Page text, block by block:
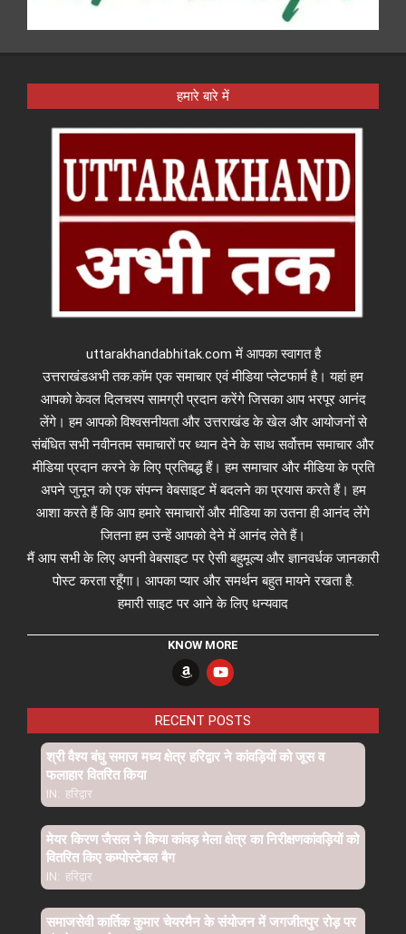
हमारे बारे में
uttarakhandabhitak.com में आपका स्वागत है
उत्तराखंडअभी तक.कॉम एक समाचार एवं मीडिया प्लेटफार्म है। यहां हम
आपको केवल दिलचस्प सामग्री प्रदान करेंगे जिसका आप भरपूर आनंद
लेंगे। हम आपको विश्वसनीयता और उत्तराखंड के खेल और आयोजनों से
संबंधित सभी नवीनतम समाचारों पर ध्यान देने के साथ सर्वोत्तम समाचार और
मीडिया प्रदान करने के लिए प्रतिबद्ध हैं। हम समाचार और मीडिया के प्रति
अपने जुनून को एक संपन्न वेबसाइट में बदलने का प्रयास करते हैं। हम
आशा करते हैं कि आप हमारे समाचारों और मीडिया का उतना ही आनंद लेंगे
जितना हम उन्हें आपको देने में आनंद लेते हैं।
मैं आप सभी के लिए अपनी वेबसाइट पर ऐसी बहुमूल्य और ज्ञानवर्धक जानकारी
पोस्ट करता रहूँगा। आपका प्यार और समर्थन बहुत मायने रखता है.
हमारी साइट पर आने के लिए धन्यवाद
KNOW MORE
RECENT POSTS
श्री वैश्य बंधु समाज मध्य क्षेत्र हरिद्वार ने कांवड़ियों को जूस व
फलाहार वितरित किया
IN: हरिद्वार
मेयर किरण जैसल ने किया कांवड़ मेला क्षेत्र का निरीक्षणकांवड़ियों को
वितरित किए कम्पोस्टेबल बैग
IN: हरिद्वार
समाजसेवी कार्तिक कुमार चेयरमैन के संयोजन में जगजीतपुर रोड़ पर